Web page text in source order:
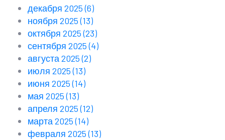
декабря 2025(6)
ноября 2025(13)
октября 2025(23)
сентября 2025(4)
августа 2025(2)
июля 2025(13)
июня 2025(14)
мая 2025(13)
апреля 2025(12)
марта 2025(14)
февраля 2025(13)